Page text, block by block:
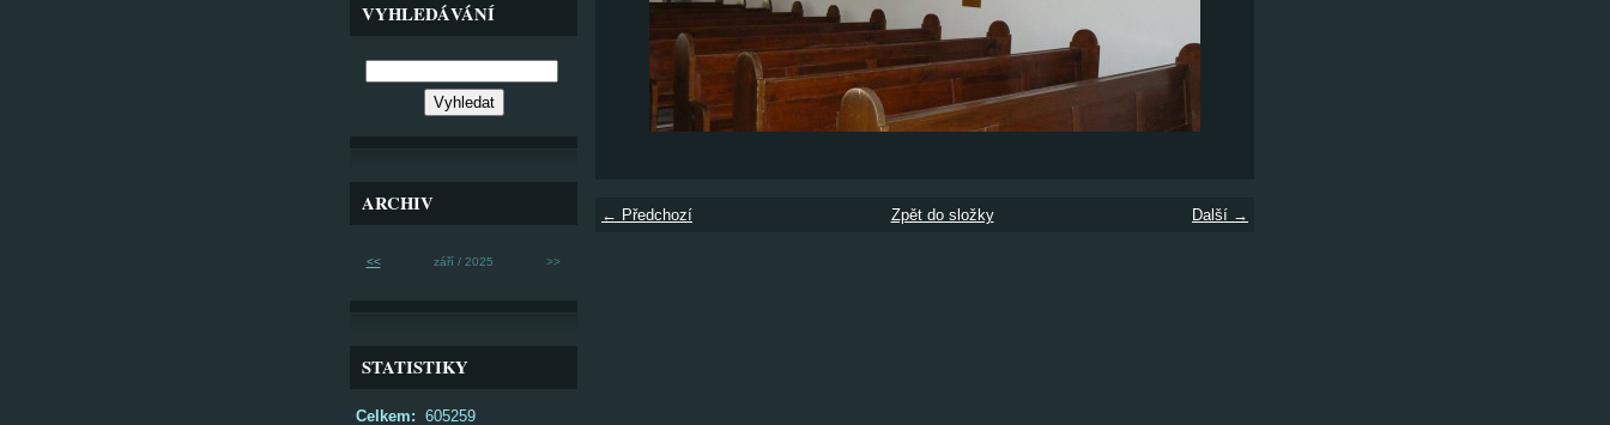
← Předchozí Další →
Zpět do složky
VYHLEDÁVÁNÍ
ARCHIV
<< září / 2025 >>
STATISTIKY
Celkem: 605259